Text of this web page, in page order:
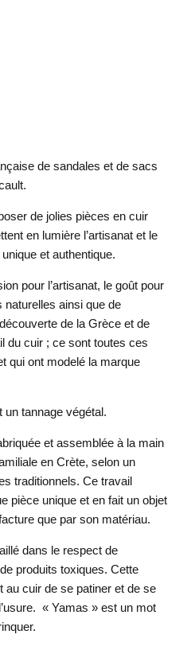
de sandales et de sacs
de jolies pièces en cuir
en lumière l’artisanat et le
et authentique.
pour l’artisanat, le goût pour
naturelles ainsi que de
de la Grèce et de
du cuir ; ce sont toutes ces
qui ont modelé la marque
un tannage végétal.
et assemblée à la main
en Crète, selon un
traditionnels. Ce travail
pièce unique et en fait un objet
que par son matériau.
dans le respect de
produits toxiques. Cette
au cuir de se patiner et de se
« Yamas » est un mot